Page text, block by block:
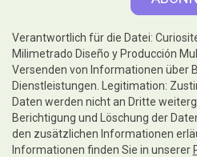
Verantwortlich für die Datei:
Milimetrado Diseño y Producción
Versenden von Informationen über
Dienstleistungen. Legitimation:
Daten werden nicht an Dritte
Berichtigung und Löschung der
den zusätzlichen Informationen
Informationen finden Sie in unserer